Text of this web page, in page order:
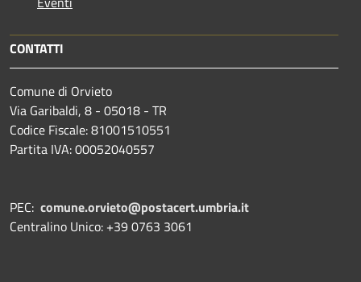
CONTATTI
Comune di Orvieto
Via Garibaldi, 8 - 05018 - TR
Codice Fiscale: 81001510551
Partita IVA: 00052040557
PEC: comune.orvieto@postacert.umbria.it
Centralino Unico: +39 0763 3061